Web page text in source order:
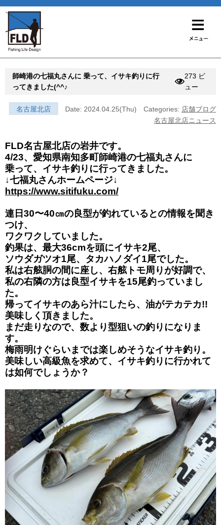
師崎港の七福丸さんに 乗って、イサキ釣りに行
ってきました(^^♪
273 ビ
ュー
名古屋北店 Date: 2024.04.25(Thu) Categories: 店舗ブログ
名古屋北店ニュース
FLD名古屋北店の岩井です。
4/23、愛知県南知多町師崎港の七福丸さんに
乗って、イサキ釣りに行ってきました。
↓七福丸さんホームページ↓
https://www.sitifuku.com/
連日30〜40㎝の良型が釣れているとの情報を聞き
つけ、
ワクワクしていました。
釣果は、最大36cmを頭にイサキ2尾、
ソウダガツオ1尾、タカハノダイ1尾でした。
私は右舷胴の間に座し、右舷トモ周りが好調で、
私の右隣の方は良型イサキを15尾釣っていまし
た。
帰ってイサキのあら汁にしたら、油がテカテカ!!
美味しく頂きました。
まだ走りなので、数より型狙いの釣りになりま
す。
梅雨明けぐらいまでは楽しめそうなイサキ釣り。
美味しい高級魚を求めて、イサキ釣りに行かれて
は如何でしょうか？